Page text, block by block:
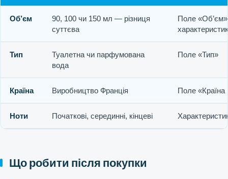
Об’єм
90, 100 чи 150 мл — різниця
суттєва
Поле
Тип
Туалетна чи парфумована
вода
Поле «Тип»
Країна Виробництво Франція Поле «Країна
Ноти Початкові, серединні, кінцеві
Що робити після покупки